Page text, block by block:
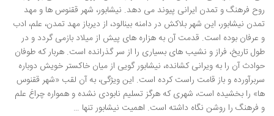
روح فرهنگ و تمدن ایرانی پیوند می دهد. نیشابور، شهر ققنوس ها و مهد
تمدن نیشابور، این شهر بلاکش در دامنه بینالود، از دیرباز مهد تمدن، علم، ادب
و عرفان بوده است. قدمت آن به هزاره های پیش از میلاد بازمی گردد و در
طول تاریخ، فراز و نشیب های بسیاری را از سر گذرانده است. هربار که طوفان
حوادث آن را به ویرانی کشانده، نیشابور گویی از میان خاکستر خویش دوباره
سربرآورده و باز قامت راست کرده است. این ویژگی، به آن لقب «شهر ققنوس
ها» را بخشیده است، شهری که هرگز تسلیم نابودی نشده و همواره چراغ علم
و فرهنگ را روشن نگاه داشته است. اهمیت نیشابور تنها …